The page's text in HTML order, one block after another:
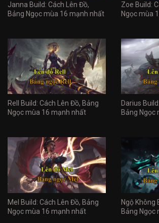
Janna Build: Cách Lên Đồ,
Bảng Ngọc mùa 16 mạnh nhất
Zoe Build:
Ngọc mùa
Rell Build: Cách Lên Đồ, Bảng
Ngọc mùa 16 mạnh nhất
Darius
Bảng Ngọc
Mel Build: Cách Lên Đồ, Bảng
Ngọc mùa 16 mạnh nhất
Ngộ Không
Bảng Ngọc